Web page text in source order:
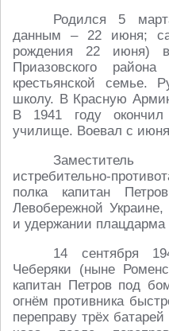
Родился 5
данным – 22 июня;
рождения 22 июня)
Приазовского
крестьянской семье.
школу. В Красную
В 1941 году окончил
училище. Воевал с июня
истребительно-
полка капитан
Левобережной
и удержании плацдарма
14 сентября
Чеберяки (ныне
капитан Петров под
огнём противника
переправу трёх